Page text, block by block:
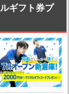
ギフト券プ